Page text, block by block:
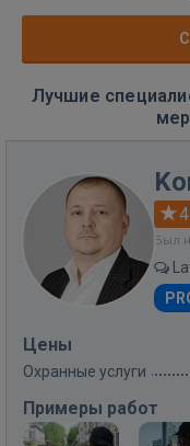
Лучшие
Был
Цены
Охранные услуги
Примеры работ